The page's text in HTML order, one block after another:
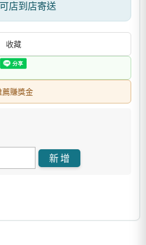
店到店寄送
收藏
薦賺獎金